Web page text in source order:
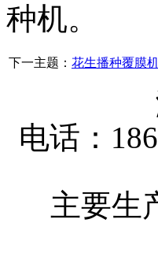
种机。
下一主题： 花生播种覆膜
电话：
主要生